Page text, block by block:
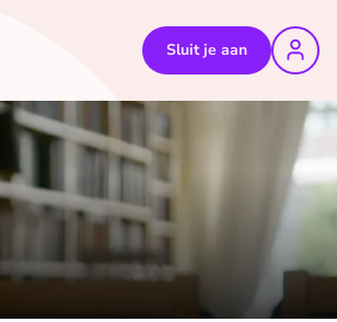
Sluit je aan